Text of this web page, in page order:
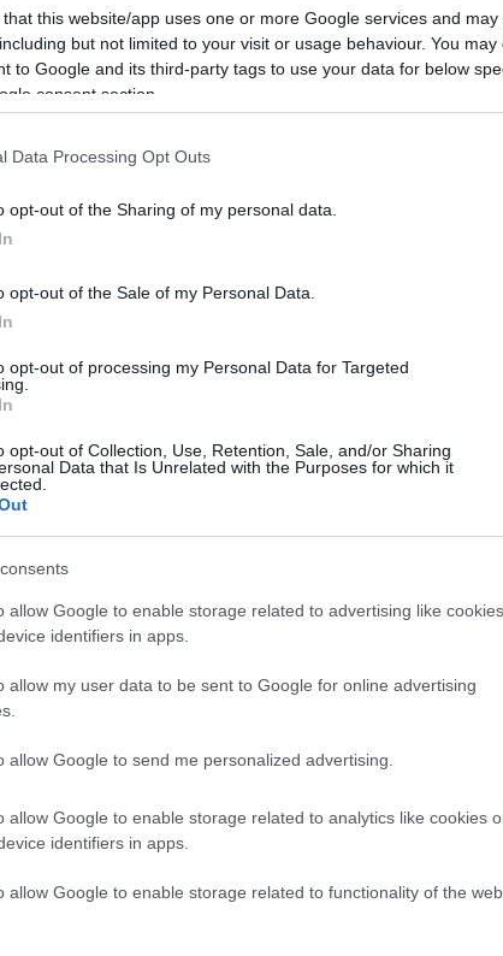
that this website/app uses one or more Google services and
but not limited to your visit or usage behaviour. You
to Google and its third-party tags to use your data for below
consent section.
Data Processing Opt Outs
opt-out of the Sharing of my personal data.
opt-out of the Sale of my Personal Data.
opt-out of processing my Personal Data for Targeted
opt-out of Collection, Use, Retention, Sale, and/or Sharing
Data that Is Unrelated with the Purposes for which it
allow Google to enable storage related to advertising like
identifiers in apps.
allow my user data to be sent to Google for online advertising
allow Google to send me personalized advertising.
allow Google to enable storage related to analytics like cookies
identifiers in apps.
allow Google to enable storage related to functionality of the
0
MotoGP
„Hosszabb távon nem ideális 8
Ducati a rajtrácson”
Horváth Ádám - 2022. 11. 29. 0
0
állnia hazájában
0
Motorsport
Hivatalos a nevezési lista
Valentino Rossi és a VR46 házi